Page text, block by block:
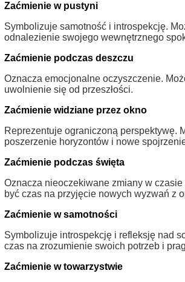
Zaćmienie w pustyni
Symbolizuje samotność i introspekcję.
odnalezienie swojego wewnętrznego
Zaćmienie podczas deszczu
Oznacza emocjonalne oczyszczenie.
uwolnienie się od przeszłości.
Zaćmienie widziane przez okno
Reprezentuje ograniczoną perspektywę.
poszerzenie horyzontów i nowe
Zaćmienie podczas święta
Oznacza nieoczekiwane zmiany w czasie
być czas na przyjęcie nowych wyzwań z
Zaćmienie w samotności
Symbolizuje introspekcję i refleksję nad
czas na zrozumienie swoich potrzeb i
Zaćmienie w towarzystwie